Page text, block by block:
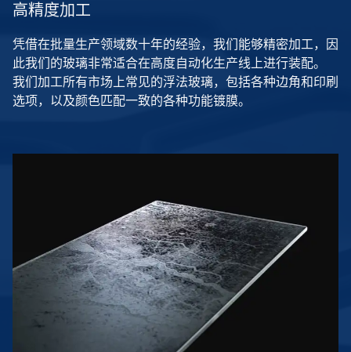
高精度加工
凭借在批量生产领域数十年的经验，我们能够精密加工，因
此我们的玻璃非常适合在高度自动化生产线上进行装配。
我们加工所有市场上常见的浮法玻璃，包括各种边角和印刷
选项，以及颜色匹配一致的各种功能镀膜。